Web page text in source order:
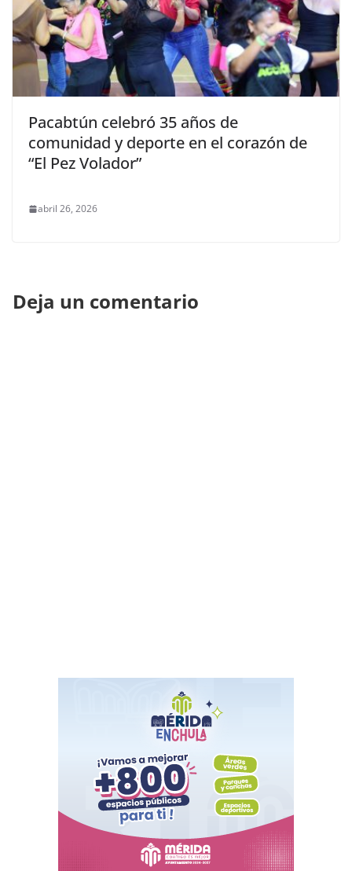
Pacabtún celebró 35 años de
comunidad y deporte en el corazón de
“El Pez Volador”
abril 26, 2026
Deja un comentario